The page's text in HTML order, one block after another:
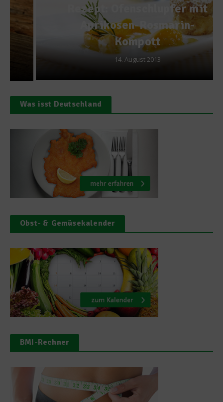
Rezept: Ofenschlupfer mit
Aprikosen-Rosmarin-
Kompott
14. August 2013
Was isst Deutschland
Obst- & Gemüsekalender
BMI-Rechner